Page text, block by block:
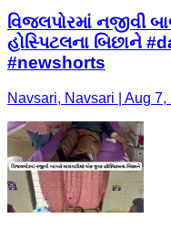
વિજલપોરમાં નજીવી
હોસ્પિટલના બિછાને
#newshorts
Navsari, Navsari | Aug 7,